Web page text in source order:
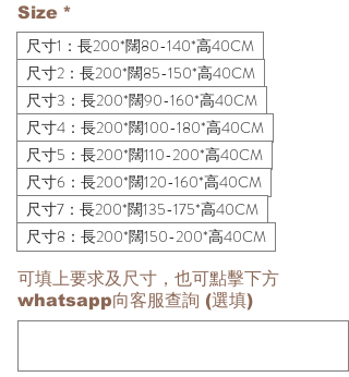
Size *
尺寸1：長200*闊80-140*高40CM
尺寸2：長200*闊85-150*高40CM
尺寸3：長200*闊90-160*高40CM
尺寸4：長200*闊100-180*高40CM
尺寸5：長200*闊110-200*高40CM
尺寸6：長200*闊120-160*高40CM
尺寸7：長200*闊135-175*高40CM
尺寸8：長200*闊150-200*高40CM
可填上要求及尺寸，也可點擊下方
whatsapp向客服查詢 (選填)